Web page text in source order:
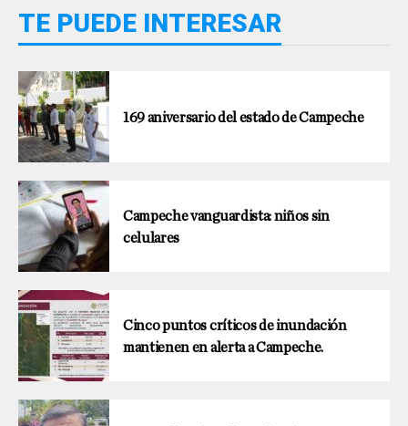
TE PUEDE INTERESAR
169 aniversario del estado de Campeche
Campeche vanguardista: niños sin
celulares
Cinco puntos críticos de inundación
mantienen en alerta a Campeche.